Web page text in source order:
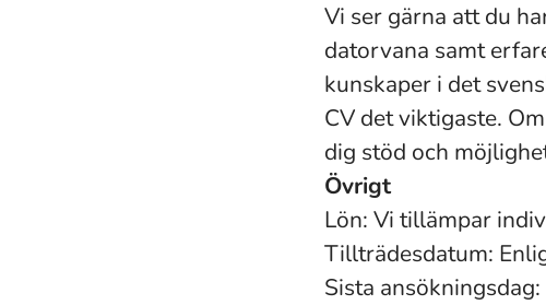
Vi ser gärna att du
datorvana samt
kunskaper i det
CV det viktigaste.
dig stöd och
Övrigt
Lön: Vi tillämpar
Tillträdesdatum:
Sista